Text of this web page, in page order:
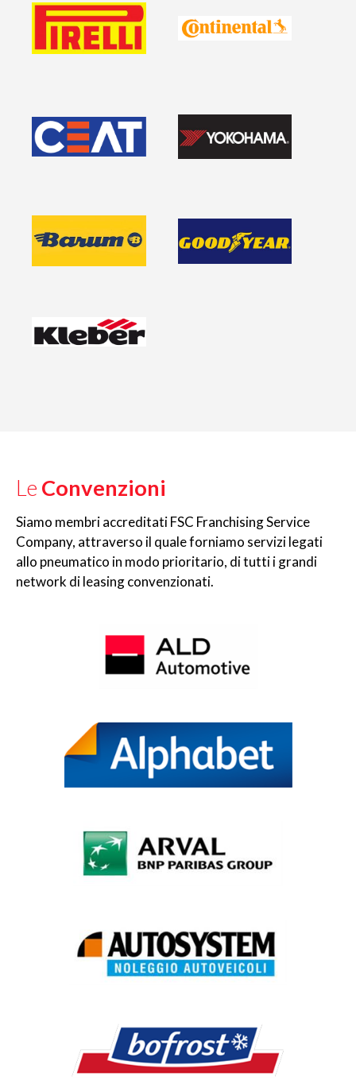
Le Convenzioni
Siamo membri accreditati FSC Franchising Service
Company, attraverso il quale forniamo servizi legati
allo pneumatico in modo prioritario, di tutti i grandi
network di leasing convenzionati.